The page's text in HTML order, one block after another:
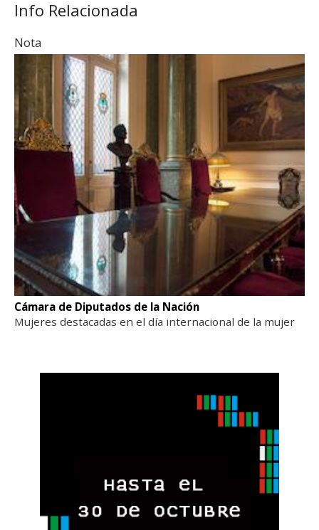
Info Relacionada
Nota
Cámara de Diputados de la Nación
Mujeres destacadas en el día internacional de la mujer